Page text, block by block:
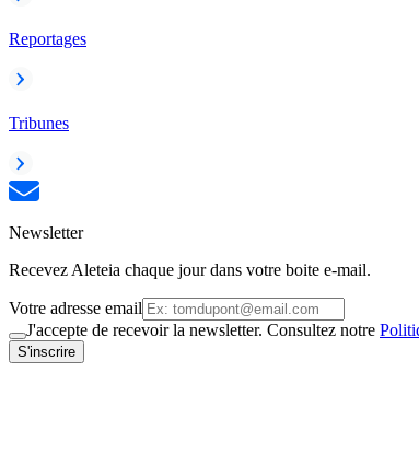
Reportages
Tribunes
Newsletter
Recevez Aleteia chaque jour dans votre boite e-mail.
Votre adresse email
J'accepte de recevoir la newsletter. Consultez notre
S'inscrire